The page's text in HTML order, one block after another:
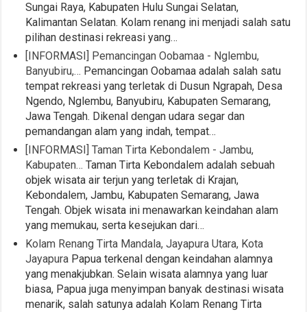
Sungai Raya, Kabupaten Hulu Sungai Selatan,
Kalimantan Selatan. Kolam renang ini menjadi salah satu
pilihan destinasi rekreasi yang…
[INFORMASI] Pemancingan Oobamaa - Nglembu,
Banyubiru,… Pemancingan Oobamaa adalah salah satu
tempat rekreasi yang terletak di Dusun Ngrapah, Desa
Ngendo, Nglembu, Banyubiru, Kabupaten Semarang,
Jawa Tengah. Dikenal dengan udara segar dan
pemandangan alam yang indah, tempat…
[INFORMASI] Taman Tirta Kebondalem - Jambu,
Kabupaten… Taman Tirta Kebondalem adalah sebuah
objek wisata air terjun yang terletak di Krajan,
Kebondalem, Jambu, Kabupaten Semarang, Jawa
Tengah. Objek wisata ini menawarkan keindahan alam
yang memukau, serta kesejukan dari…
Kolam Renang Tirta Mandala, Jayapura Utara, Kota
Jayapura Papua terkenal dengan keindahan alamnya
yang menakjubkan. Selain wisata alamnya yang luar
biasa, Papua juga menyimpan banyak destinasi wisata
menarik, salah satunya adalah Kolam Renang Tirta